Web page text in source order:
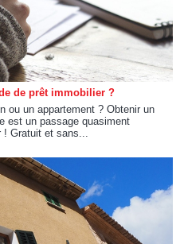
de prêt immobilier ?
ou un appartement ? Obtenir un
est un passage quasiment
Gratuit et sans...